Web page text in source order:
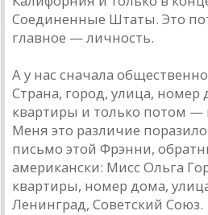
Соединенные Штаты. Это
главное — личность.
А у нас сначала
Страна, город, улица, номер
квартиры и только потом
Меня это различие
письмо этой Фрэнни,
американски: Мисс Ольга
квартиры, номер дома,
Ленинград, Советский Союз.